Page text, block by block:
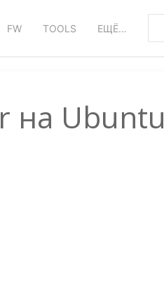
FW TOOLS ЕЩЁ…
на Ubuntu